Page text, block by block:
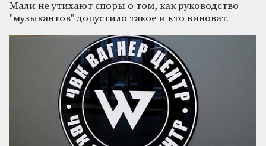
Мали не утихают споры о том, как руководство
"музыкантов" допустило такое и кто виноват.